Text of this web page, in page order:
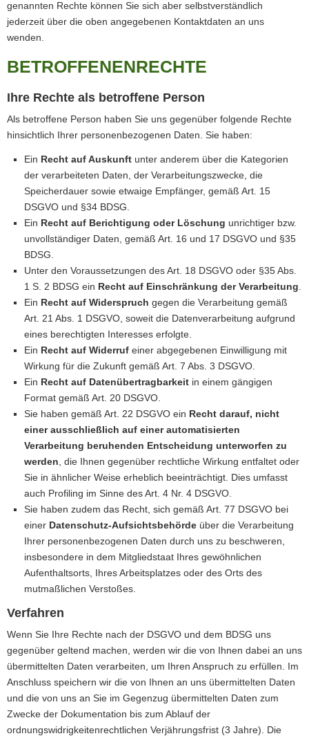
genannten Rechte können Sie sich aber selbstverständlich
jederzeit über die oben angegebenen Kontaktdaten an uns
wenden.
BETROFFENENRECHTE
Ihre Rechte als betroffene Person
Als betroffene Person haben Sie uns gegenüber folgende Rechte
hinsichtlich Ihrer personenbezogenen Daten. Sie haben:
Ein Recht auf Auskunft unter anderem über die Kategorien
der verarbeiteten Daten, der Verarbeitungszwecke, die
Speicherdauer sowie etwaige Empfänger, gemäß Art. 15
DSGVO und §34 BDSG.
Ein Recht auf Berichtigung oder Löschung unrichtiger bzw.
unvollständiger Daten, gemäß Art. 16 und 17 DSGVO und §35
BDSG.
Unter den Voraussetzungen des Art. 18 DSGVO oder §35 Abs.
1 S. 2 BDSG ein Recht auf Einschränkung der Verarbeitung
Ein Recht auf Widerspruch gegen die Verarbeitung gemäß
Art. 21 Abs. 1 DSGVO, soweit die Datenverarbeitung aufgrund
eines berechtigten Interesses erfolgte.
Ein Recht auf Widerruf einer abgegebenen Einwilligung mit
Wirkung für die Zukunft gemäß Art. 7 Abs. 3 DSGVO.
Ein Recht auf Datenübertragbarkeit in einem gängigen
Format gemäß Art. 20 DSGVO.
Sie haben gemäß Art. 22 DSGVO ein Recht darauf, nicht
einer ausschließlich auf einer automatisierten
Verarbeitung beruhenden Entscheidung unterworfen zu
werden , die Ihnen gegenüber rechtliche Wirkung entfaltet oder
Sie in ähnlicher Weise erheblich beeinträchtigt. Dies umfasst
auch Profiling im Sinne des Art. 4 Nr. 4 DSGVO.
Sie haben zudem das Recht, sich gemäß Art. 77 DSGVO bei
einer Datenschutz-Aufsichtsbehörde über die Verarbeitung
Ihrer personenbezogenen Daten durch uns zu beschweren,
insbesondere in dem Mitgliedstaat Ihres gewöhnlichen
Aufenthaltsorts, Ihres Arbeitsplatzes oder des Orts des
mutmaßlichen Verstoßes.
Verfahren
Wenn Sie Ihre Rechte nach der DSGVO und dem BDSG uns
gegenüber geltend machen, werden wir die von Ihnen dabei an uns
übermittelten Daten verarbeiten, um Ihren Anspruch zu erfüllen. Im
Anschluss speichern wir die von Ihnen an uns übermittelten Daten
und die von uns an Sie im Gegenzug übermittelten Daten zum
Zwecke der Dokumentation bis zum Ablauf der
ordnungswidrigkeitenrechtlichen Verjährungsfrist (3 Jahre). Die